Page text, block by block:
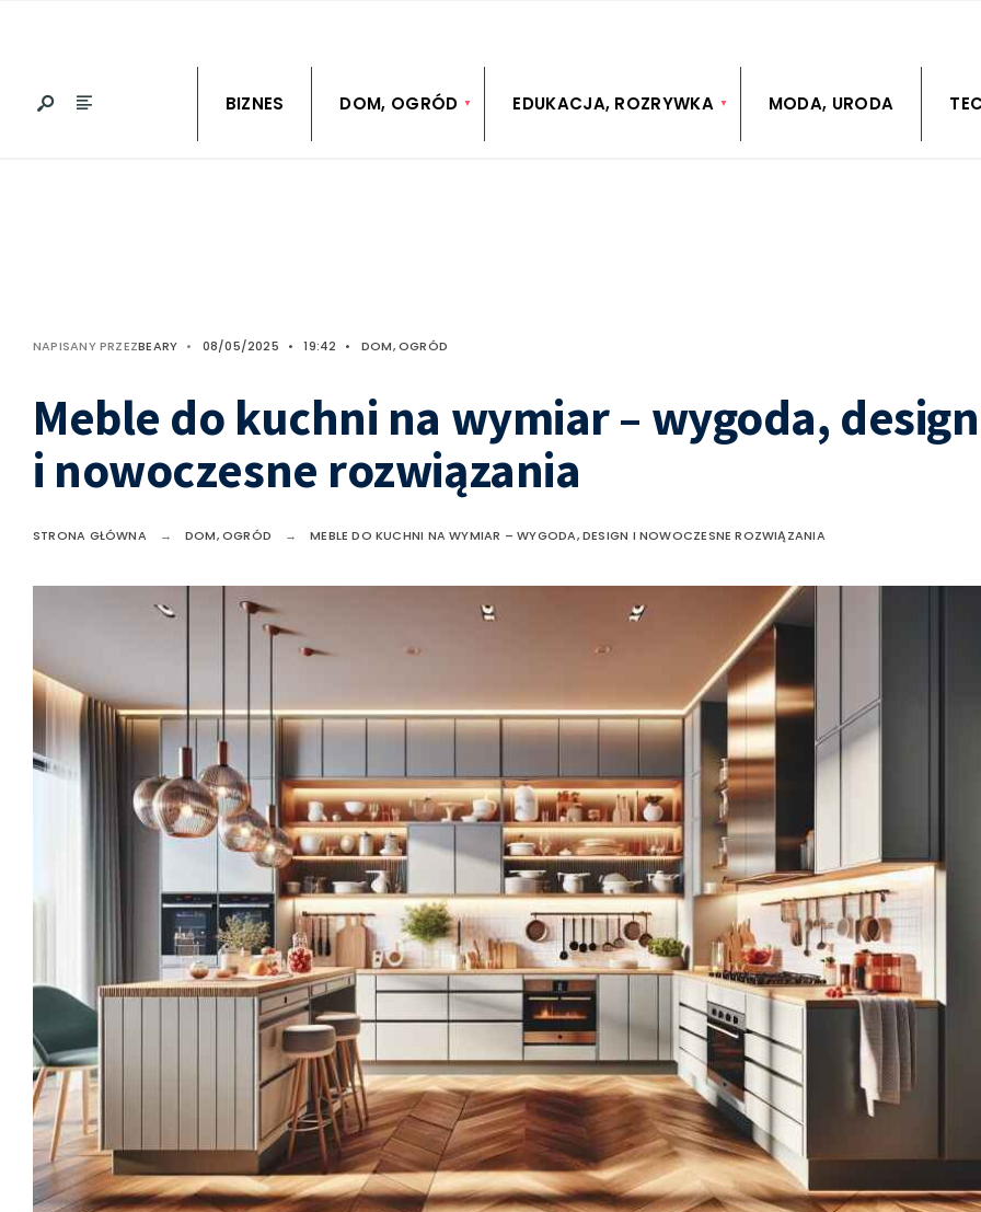
BIZNES DOM, OGRÓD EDUKACJA, ROZRYWKA MODA, URODA
NAPISANY PRZEZBEARY • 08/05/2025 • 19:42 • DOM, OGRÓD
Meble do kuchni na wymiar – wygoda, design
i nowoczesne rozwiązania
STRONA GŁÓWNA DOM, OGRÓD MEBLE DO KUCHNI NA WYMIAR – WYGODA, DESIGN I NOWOCZESNE ROZWIĄZANIA